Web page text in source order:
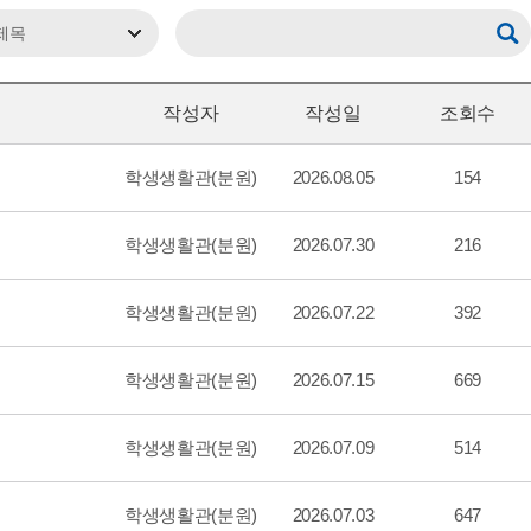
작성자 작성일 조회수
학생생활관(분원) 2026.08.05 154
학생생활관(분원) 2026.07.30 216
학생생활관(분원) 2026.07.22 392
학생생활관(분원) 2026.07.15 669
학생생활관(분원) 2026.07.09 514
학생생활관(분원) 2026.07.03 647